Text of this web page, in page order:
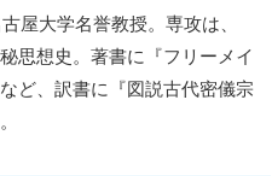
屋大学名誉教授。専攻は、
思想史。著書に『フリーメイ
ど、訳書に『図説古代密儀宗